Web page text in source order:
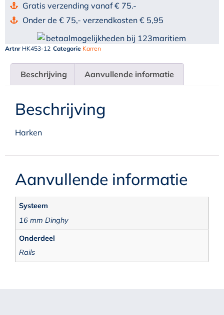
Gratis verzending vanaf € 75.-
Onder de € 75,- verzendkosten € 5,95
Artnr HK453-12 Categorie Karren
Beschrijving Aanvullende informatie
Beschrijving
Harken
Aanvullende informatie
Systeem
16 mm Dinghy
Onderdeel
Rails